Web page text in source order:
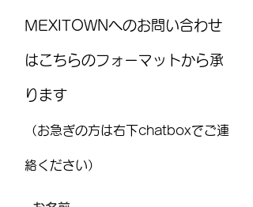
国際気球フェスティバル
(FIG)2026、今年もレオンで
開催！豪華ライブ出演者
を発表 海外アーティス
結
MEXITOWNへのお問い合わせ
はこちらのフォーマットから承
ります
（お急ぎの方は右下chatboxでご連
絡ください）